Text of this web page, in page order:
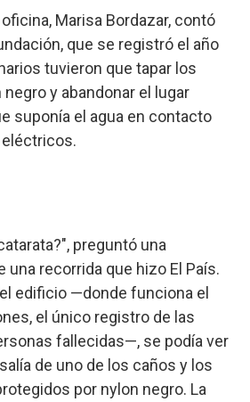
Marisa Bordazar, contó
que se registró el año
tuvieron que tapar los
y abandonar el lugar
suponía el agua en contacto
preguntó una
una recorrida que hizo El País.
edificio —donde funciona el
el único registro de las
fallecidas—, se podía ver
de uno de los caños y los
por nylon negro. La